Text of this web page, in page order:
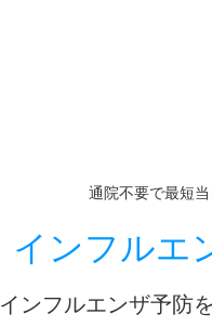
通院不要で最短
インフルエ
インフルエンザ予防